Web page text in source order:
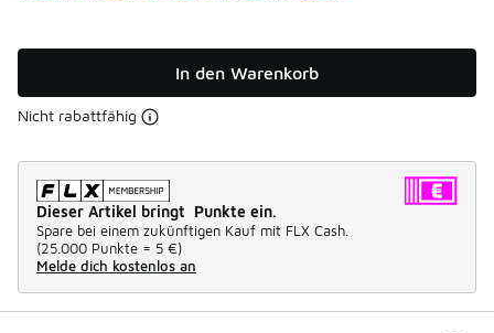
In den Warenkorb
Nicht rabattfähig
Dieser Artikel bringt Punkte ein.
Spare bei einem zukünftigen Kauf mit FLX Cash.
(25.000 Punkte = 5 €)
Melde dich kostenlos an